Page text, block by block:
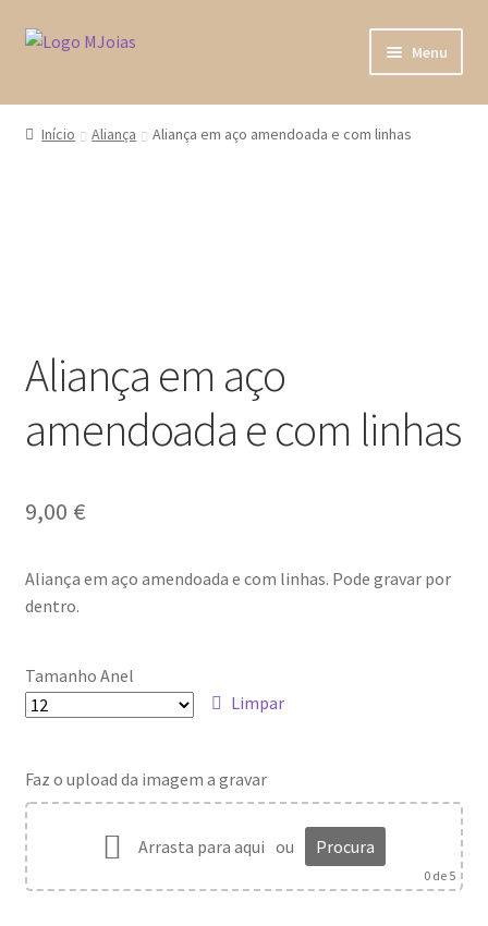
Ir
Saltar
Menu
Home
Início Aliança Aliança em aço amendoada e com linhas
Aliança em aço
amendoada e com linhas
9,00 €
Aliança em aço amendoada e com linhas. Pode gravar por
dentro.
Tamanho Anel
Limpar
Faz o upload da imagem a gravar
Arrasta para aqui ou Procura
0 de 5